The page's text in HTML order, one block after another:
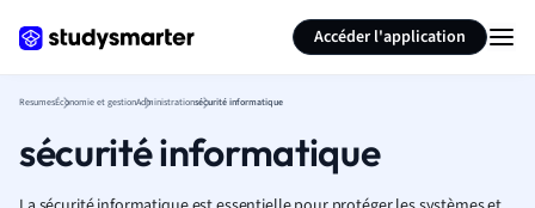
Accéder l'application
ResumesÉconomie et gestionAdministrationsécurité informatique
sécurité informatique
Résumer la page